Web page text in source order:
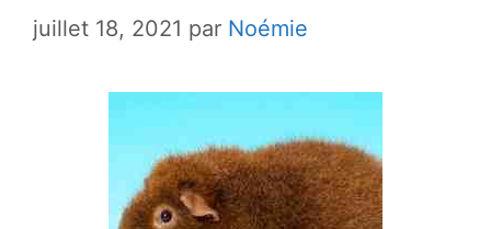
juillet 18, 2021 par Noémie